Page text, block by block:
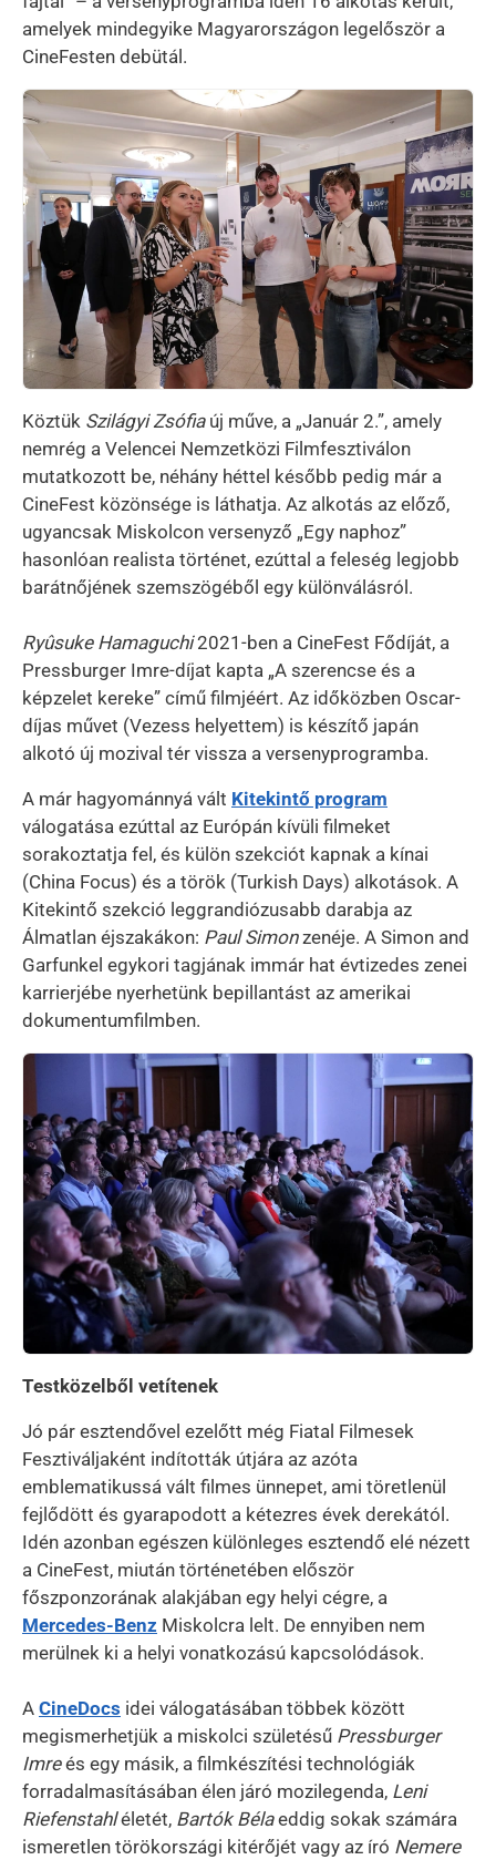
amelyek mindegyike Magyarországon legelőször a
CineFesten debütál.
Kép
Köztük Szilágyi Zsófiaúj műve, a „Január 2.”, amely
nemrég a Velencei Nemzetközi Filmfesztiválon
mutatkozott be, néhány héttel később pedig már a
CineFest közönsége is láthatja. Az alkotás az előző,
ugyancsak Miskolcon versenyző „Egy naphoz”
hasonlóan realista történet, ezúttal a feleség legjobb
barátnőjének szemszögéből egy különválásról.
Ryûsuke Hamaguchi2021-ben a CineFest Fődíját, a
Pressburger Imre-díjat kapta „A szerencse és a
képzelet kereke” című filmjéért. Az időközben Oscar-
díjas művet (Vezess helyettem) is készítő japán
alkotó új mozival tér vissza a versenyprogramba.
A már hagyománnyá vált Kitekintő program
válogatása ezúttal az Európán kívüli filmeket
sorakoztatja fel, és külön szekciót kapnak a kínai
(China Focus) és a török (Turkish Days) alkotások. A
Kitekintő szekció leggrandiózusabb darabja az
Álmatlan éjszakákon: Paul Simonzenéje. A Simon and
Garfunkel egykori tagjának immár hat évtizedes zenei
karrierjébe nyerhetünk bepillantást az amerikai
dokumentumfilmben.
Kép
Testközelből vetítenek
Jó pár esztendővel ezelőtt még Fiatal Filmesek
Fesztiváljaként indították útjára az azóta
emblematikussá vált filmes ünnepet, ami töretlenül
fejlődött és gyarapodott a kétezres évek derekától.
Idén azonban egészen különleges esztendő elé nézett
a CineFest, miután történetében először
főszponzorának alakjában egy helyi cégre, a
Mercedes-Benz Miskolcra lelt. De ennyiben nem
merülnek ki a helyi vonatkozású kapcsolódások.
A CineDocs idei válogatásában többek között
megismerhetjük a miskolci születésű Pressburger
Imreés egy másik, a filmkészítési technológiák
forradalmasításában élen járó mozilegenda, Leni
Riefenstahléletét, Bartók Bélaeddig sokak számára
ismeretlen törökországi kitérőjét vagy az író Nemere